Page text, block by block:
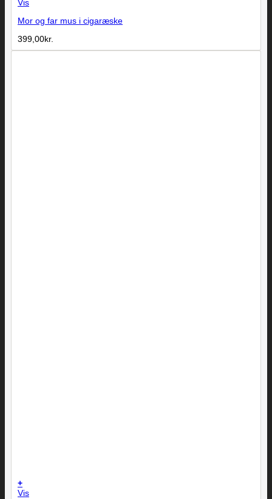
Vis
Mor og far mus i cigaræske
399,00kr.
+
Vis